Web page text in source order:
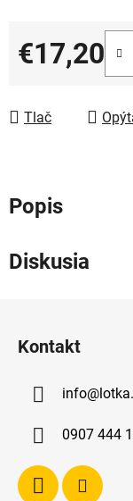
€17,20
Jednotková cena:
Tlač
Popis
Diskusia
Kontakt
info@
0907 444